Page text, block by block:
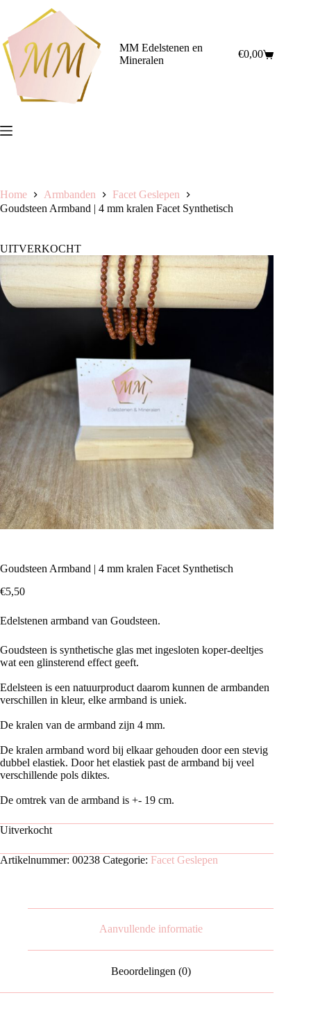
inhoud
MM Edelstenen en
Mineralen
Winkelwagen
€0,00
Home Armbanden
Facet Geslepen
Goudsteen Armband | 4 mm kralen Facet Synthetisch
UITVERKOCHT
Goudsteen Armband | 4 mm kralen Facet Synthetisch
€5,50
Edelstenen armband van Goudsteen.
Goudsteen is synthetische glas met ingesloten koper-deeltjes
wat een glinsterend effect geeft.
Edelsteen is een natuurproduct daarom kunnen de armbanden
verschillen in kleur, elke armband is uniek.
De kralen van de armband zijn 4 mm.
De kralen armband word bij elkaar gehouden door een stevig
dubbel elastiek. Door het elastiek past de armband bij veel
verschillende pols diktes.
De omtrek van de armband is +- 19 cm.
Uitverkocht
Artikelnummer: 00238 Categorie: Facet Geslepen
Aanvullende informatie
Beoordelingen (0)